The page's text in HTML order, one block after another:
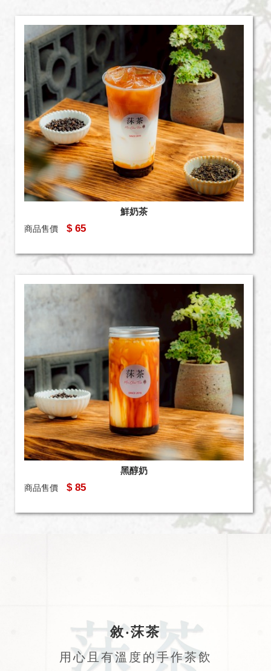
鮮奶茶
商品售價 $ 65
黑醇奶
商品售價 $ 85
敘‧莯茶
用心且有溫度的手作茶飲